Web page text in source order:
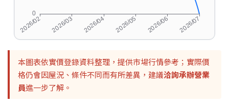
本圖表依實價登錄資料整理，提供市場行情參考；實際價
格仍會因屋況、條件不同而有所差異，建議洽詢承辦營業
員進一步了解。